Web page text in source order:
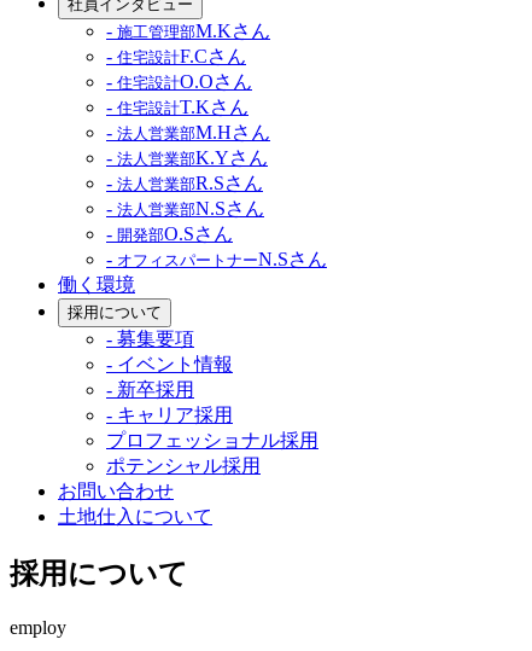
社員インタビュー
- 施工管理部M.Kさん
- 住宅設計F.Cさん
- 住宅設計O.Oさん
- 住宅設計T.Kさん
- 法人営業部M.Hさん
- 法人営業部K.Yさん
- 法人営業部R.Sさん
- 法人営業部N.Sさん
- 開発部O.Sさん
- オフィスパートナーN.Sさん
働く環境
採用について
- 募集要項
- イベント情報
- 新卒採用
- キャリア採用
プロフェッショナル採用
ポテンシャル採用
お問い合わせ
土地仕入について
採用について
employ